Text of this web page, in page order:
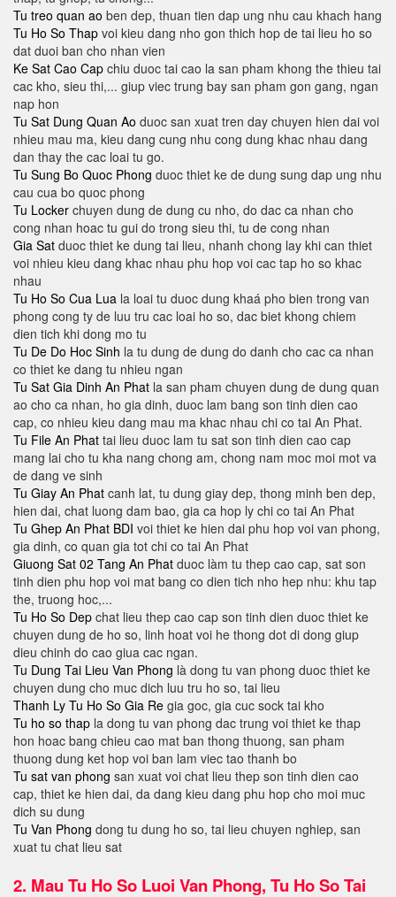
Tu treo quan ao ben dep, thuan tien dap ung nhu cau khach hang
Tu Ho So Thap voi kieu dang nho gon thich hop de tai lieu ho so
dat duoi ban cho nhan vien
Ke Sat Cao Cap chiu duoc tai cao la san pham khong the thieu tai
cac kho, sieu thi,... giup viec trung bay san pham gon gang, ngan
nap hon
Tu Sat Dung Quan Ao duoc san xuat tren day chuyen hien dai voi
nhieu mau ma​, kieu dang cung nhu cong dung khac nhau dang
dan thay the cac loai tu go.
Tu Sung Bo Quoc Phong duoc thiet ke de dung sung dap ung nhu
cau cua bo quoc phong
Tu Locker chuyen dung de dung cu nho, do dac ca nhan cho
cong nhan hoac tu gui do trong sieu thi, tu de cong nhan
Gia Sat duoc thiet ke dung tai lieu, nhanh chong lay khi can thiet
voi nhieu kieu dang khac nhau phu hop voi cac tap ho so khac
nhau
Tu Ho So Cua Lua la loai tu duoc dung khaá pho bien trong van
phong cong ty de luu tru cac loai ho so, dac biet khong chiem
dien tich khi dong mo tu
Tu De Do Hoc Sinh la tu dung de dung do danh cho cac ca nhan
co thiet ke dang tu nhieu ngan
Tu Sat Gia Dinh An Phat la san pham chuyen dung de dung quan
ao cho ca nhan, ho gia dinh, duoc lam bang son tinh dien cao
cap, co nhieu kieu dang mau ma khac nhau chi co tai An Phat.
Tu File An Phat tai lieu duoc lam tu sat son tinh dien cao cap
mang lai cho tu kha nang chong am, chong nam moc moi mot va
de dang ve sinh
Tu Giay An Phat canh lat, tu dung giay dep, thong minh ben dep,
hien dai, chat luong dam bao, gia ca hop ly chi co tai An Phat
Tu Ghep An Phat BDI voi thiet ke hien dai phu hop voi van phong,
gia dinh, co quan gia tot chi co tai An Phat
Giuong Sat 02 Tang An Phat duoc làm tu thep cao cap, sat son
tinh dien phu hop voi mat bang co dien tich nho hep nhu: khu tap
the, truong hoc,...
Tu Ho So Dep chat lieu thep cao cap son tinh dien duoc thiet ke
chuyen dung de ho so, linh hoat voi he thong dot di dong giup
dieu chinh do cao giua cac ngan.
Tu Dung Tai Lieu Van Phong là dong tu van phong duoc thiet ke
chuyen dung cho muc dich luu tru ho so, tai lieu
Thanh Ly Tu Ho So Gia Re gia goc, gia cuc sock tai kho
Tu ho so thap la dong tu van phong dac trung voi thiet ke thap
hon hoac bang chieu cao mat ban thong thuong, san pham
thuong dung ket hop voi ban lam viec tao thanh bo
Tu sat van phong san xuat voi chat lieu thep son tinh dien cao
cap, thiet ke hien dai, da dang kieu dang phu hop cho moi muc
dich su dung
Tu Van Phong dong tu dung ho so, tai lieu chuyen nghiep, san
xuat tu chat lieu sat
2. Mau Tu Ho So Luoi Van Phong, Tu Ho So Tai